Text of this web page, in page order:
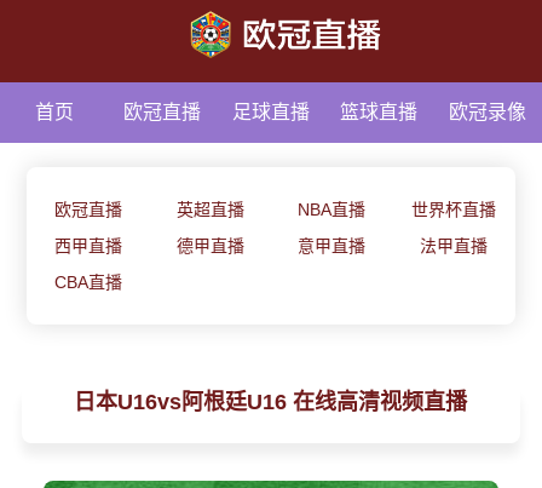
首页 欧冠直播 足球直播 篮球直播 欧冠录像
欧冠直播 英超直播 NBA直播
世界杯直播
西甲直播
德甲直播 意甲直播
法甲直播
CBA直播
日本U16vs阿根廷U16 在线高清视频直播